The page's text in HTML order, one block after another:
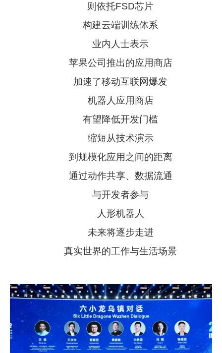
则依托FSD芯片
构建云端训练体系
业内人士表示
苹果公司推出的应用商店
加速了移动互联网爆发
机器人应用商店
有望降低开发门槛
缩短从技术演示
到规模化应用之间的距离
通过动作共享、数据流通
与开发者参与
人形机器人
未来将逐步走进
真实世界的工作与生活场景